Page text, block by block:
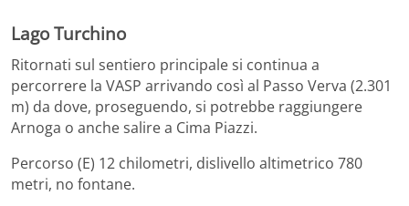
Lago Turchino
Ritornati sul sentiero principale si continua a
percorrere la VASP arrivando così al Passo Verva (2.301
m) da dove, proseguendo, si potrebbe raggiungere
Arnoga o anche salire a Cima Piazzi.
Percorso (E) 12 chilometri, dislivello altimetrico 780
metri, no fontane.